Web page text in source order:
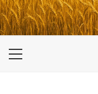
ПОДОРОЖI ПО
Primary